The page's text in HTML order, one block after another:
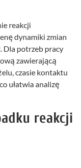
reakcji
dynamiki zmian
Dla potrzeb pracy
zawierającą
czasie kontaktu
ułatwia analizę
reakcji